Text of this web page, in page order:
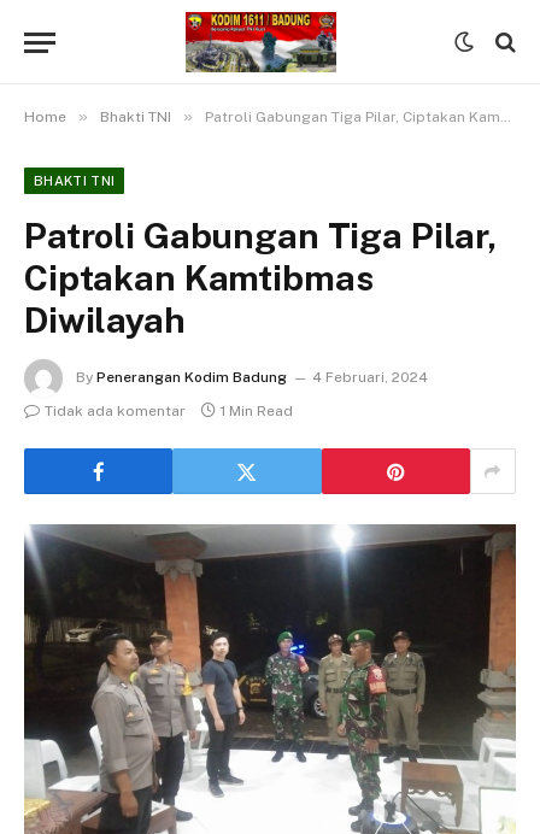
Home » Bhakti TNI » Patroli Gabungan Tiga Pilar, Ciptakan Kamtibmas Diwilayah
BHAKTI TNI
Patroli Gabungan Tiga Pilar,
Ciptakan Kamtibmas
Diwilayah
By Penerangan Kodim Badung
4 Februari, 2024
Tidak ada komentar
1 Min Read